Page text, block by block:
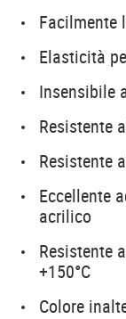
Facilmente
Elasticità
Insensibile
Resistente
Resistente
Eccellente
acrilico
Resistente
+150°C
Colore